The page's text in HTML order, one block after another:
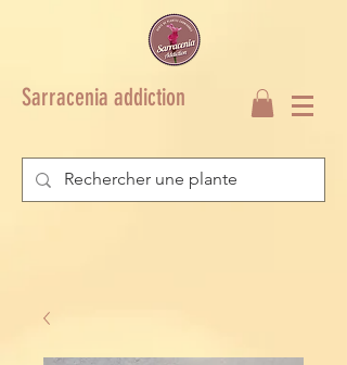
Sarracenia addiction